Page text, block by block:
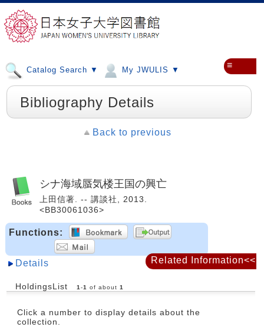
Catalog Search ▼ My JWULIS ▼ ≡
Bibliography Details
Back to previous
シナ海域蜃気楼王国の興亡
上田信著. -- 講談社, 2013.
<BB30061036>
Functions:
Details
HoldingsList 1 -1 of about 1
Click a number to display details about the
collection.
Related Information<<